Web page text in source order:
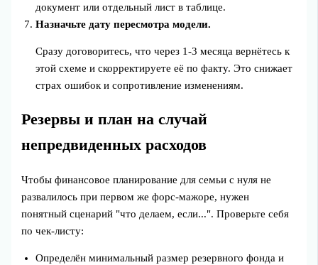
документ или отдельный лист в таблице.
Назначьте дату пересмотра модели.
Сразу договоритесь, что через 1-3 месяца вернётесь к
этой схеме и скорректируете её по факту. Это снижает
страх ошибок и сопротивление изменениям.
Резервы и план на случай
непредвиденных расходов
Чтобы финансовое планирование для семьи с нуля не
развалилось при первом же форс-мажоре, нужен
понятный сценарий "что делаем, если...". Проверьте себя
по чек-листу:
Определён минимальный размер резервного фонда и